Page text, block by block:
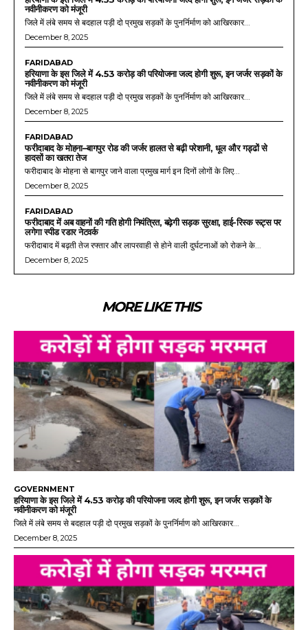
नवीनीकरण को मंजूरी
जिले में लंबे समय से बदहाल पड़ी दो प्रमुख सड़कों के पुनर्निर्माण को आखिरकार...
December 8, 2025
FARIDABAD
हरियाणा के इस जिले में 4.53 करोड़ की परियोजना जल्द होगी शुरू, इन जर्जर सड़कों के
नवीनीकरण को मंजूरी
जिले में लंबे समय से बदहाल पड़ी दो प्रमुख सड़कों के पुनर्निर्माण को आखिरकार...
December 8, 2025
FARIDABAD
फरीदाबाद के मोहना–बागपुर रोड की जर्जर हालत से बढ़ी परेशानी, धूल और गड्ढों से
हादसों का खतरा तेज
फरीदाबाद के मोहना से बागपुर जाने वाला प्रमुख मार्ग इन दिनों लोगों के लिए...
December 8, 2025
FARIDABAD
फरीदाबाद में अब वाहनों की गति होगी नियंत्रित, बढ़ेगी सड़क सुरक्षा, हाई-रिस्क रूट्स पर
लगेगा स्पीड रडार नेटवर्क
फरीदाबाद में बढ़ती तेज रफ्तार और लापरवाही से होने वाली दुर्घटनाओं को रोकने के...
December 8, 2025
MORE LIKE THIS
GOVERNMENT
हरियाणा के इस जिले में 4.53 करोड़ की परियोजना जल्द होगी शुरू, इन जर्जर सड़कों के
नवीनीकरण को मंजूरी
जिले में लंबे समय से बदहाल पड़ी दो प्रमुख सड़कों के पुनर्निर्माण को आखिरकार...
December 8, 2025